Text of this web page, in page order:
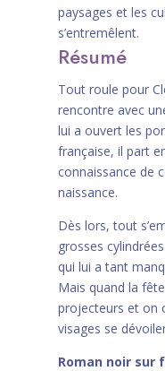
paysages et les
s’entremêlent.
Résumé
Tout roule pour
rencontre avec
lui a ouvert les
française, il part
connaissance de
naissance.
Dès lors, tout
grosses
qui lui a tant
Mais quand la
projecteurs et on
visages se
Roman noir sur